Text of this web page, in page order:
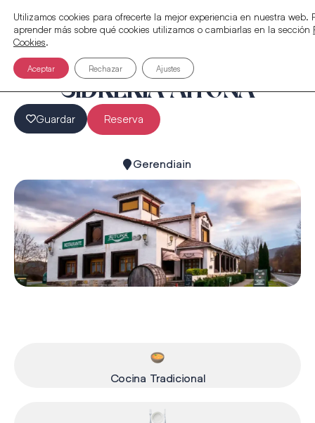
SIDRERÍA AITONA
Guardar Reserva
Gerendiain
Cocina Tradicional
Utilizamos cookies para ofrecerte la mejor experiencia en nuestra web.
aprender más sobre qué cookies utilizamos o cambiarlas en la sección
Cookies.
Aceptar Rechazar Ajustes